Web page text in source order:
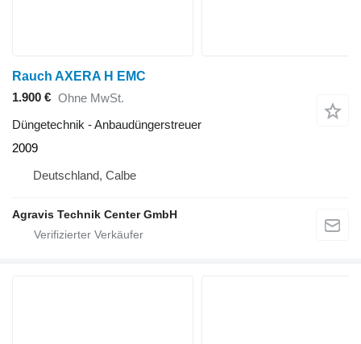
Rauch AXERA H EMC
1.900 € Ohne MwSt.
Düngetechnik - Anbaudüngerstreuer
2009
Deutschland, Calbe
Agravis Technik Center GmbH